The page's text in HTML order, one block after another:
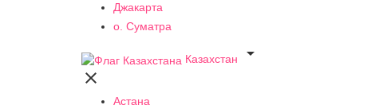
Джакарта
о. Суматра
Казахстан


Астана